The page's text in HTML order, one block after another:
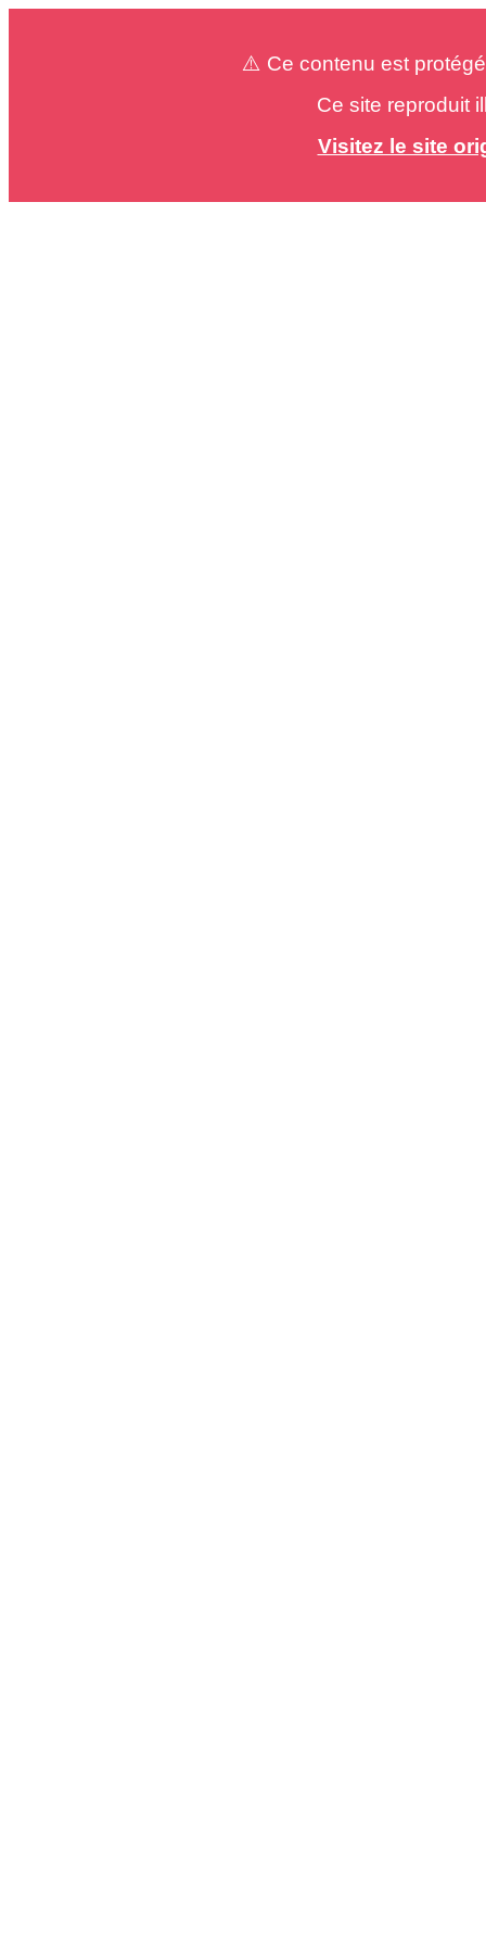
⚠️ Ce contenu est
Ce site reproduit
Visitez le site